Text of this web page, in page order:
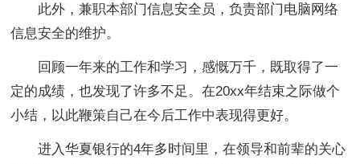
此外，兼职本部门信息安全员，负责部门电脑网络
信息安全的维护。
回顾一年来的工作和学习，感慨万千，既取得了一
定的成绩，也发现了许多不足。在20xx年结束之际做个
小结，以此鞭策自己在今后工作中表现得更好。
进入华夏银行的4年多时间里，在领导和前辈的关心